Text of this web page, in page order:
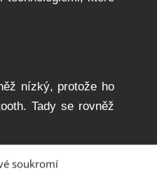
soukromí
nízký, protože ho
Tady se rovněž